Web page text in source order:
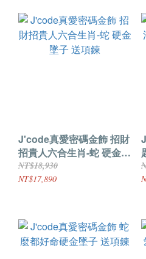
J'code真愛密碼金飾 招財
招貴人六合生肖-蛇 硬金墜
子 送項鍊
NT$18,930
NT$17,890